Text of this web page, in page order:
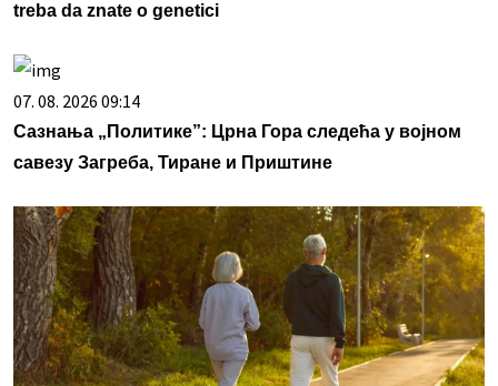
treba da znate o genetici
07. 08. 2026 09:14
Сазнања „Политике”: Црна Гора следећа у војном
савезу Загреба, Тиране и Приштине